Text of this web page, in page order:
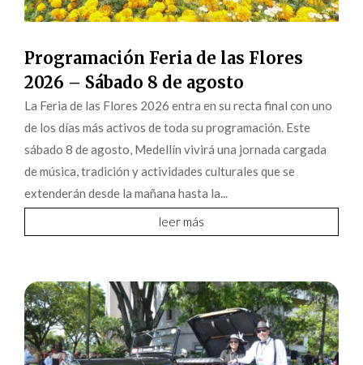
Programación Feria de las Flores
2026 – Sábado 8 de agosto
La Feria de las Flores 2026 entra en su recta final con uno
de los días más activos de toda su programación. Este
sábado 8 de agosto, Medellín vivirá una jornada cargada
de música, tradición y actividades culturales que se
extenderán desde la mañana hasta la...
leer más